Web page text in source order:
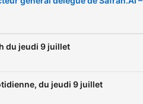
du jeudi 9 juillet
du jeudi 9 juillet